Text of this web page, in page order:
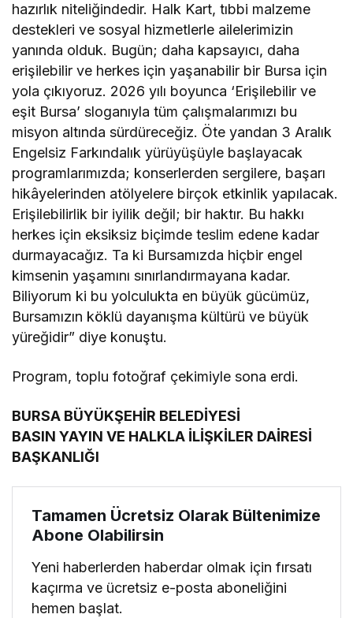
hazırlık niteliğindedir. Halk Kart, tıbbi malzeme
destekleri ve sosyal hizmetlerle ailelerimizin
yanında olduk. Bugün; daha kapsayıcı, daha
erişilebilir ve herkes için yaşanabilir bir Bursa için
yola çıkıyoruz. 2026 yılı boyunca ‘Erişilebilir ve
eşit Bursa’ sloganıyla tüm çalışmalarımızı bu
misyon altında sürdüreceğiz. Öte yandan 3 Aralık
Engelsiz Farkındalık yürüyüşüyle başlayacak
programlarımızda; konserlerden sergilere, başarı
hikâyelerinden atölyelere birçok etkinlik yapılacak.
Erişilebilirlik bir iyilik değil; bir haktır. Bu hakkı
herkes için eksiksiz biçimde teslim edene kadar
durmayacağız. Ta ki Bursamızda hiçbir engel
kimsenin yaşamını sınırlandırmayana kadar.
Biliyorum ki bu yolculukta en büyük gücümüz,
Bursamızın köklü dayanışma kültürü ve büyük
yüreğidir” diye konuştu.
Program, toplu fotoğraf çekimiyle sona erdi.
BURSA BÜYÜKŞEHİR BELEDİYESİ
BASIN YAYIN VE HALKLA İLİŞKİLER DAİRESİ
BAŞKANLIĞI
Tamamen Ücretsiz Olarak Bültenimize
Abone Olabilirsin
Yeni haberlerden haberdar olmak için fırsatı
kaçırma ve ücretsiz e-posta aboneliğini
hemen başlat.